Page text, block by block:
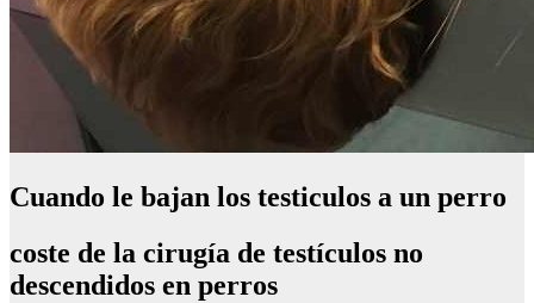
Cuando le bajan los testiculos a un perro
coste de la cirugía de testículos no
descendidos en perros